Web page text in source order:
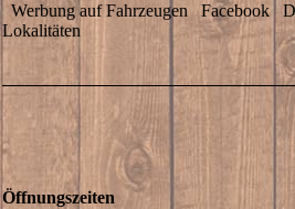
Werbung auf Fahrzeugen
Facebook
Lokalitäten
Öffnungszeiten